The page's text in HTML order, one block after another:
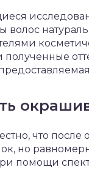
волос
полученные
что после
но
помощи